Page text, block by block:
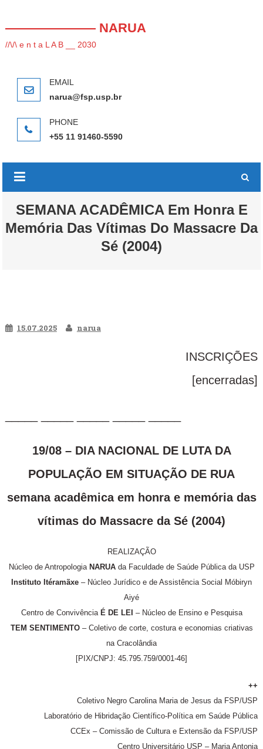
content
——————— NARUA
//\/\ e n t a L A B __ 2030
narua@fsp.usp.br
+55 11 91460-5590
SEMANA ACADÊMICA Em Honra E
Memória Das Vítimas Do Massacre Da
Sé (2004)
15.07.2025 narua
INSCRIÇÕES
[encerradas]
19/08 – DIA NACIONAL DE LUTA DA
POPULAÇÃO EM SITUAÇÃO DE RUA
semana acadêmica em honra e memória das
vítimas do Massacre da Sé (2004)
REALIZAÇÃO
Núcleo de Antropologia NARUAda Faculdade de Saúde Pública da USP
Instituto Itéramãxe – Núcleo Jurídico e de Assistência Social Móbiryn
Aiyé
Centro de Convivência É DE LEI – Núcleo de Ensino e Pesquisa
TEM SENTIMENTO– Coletivo de corte, costura e economias criativas
na Cracolândia
[PIX/CNPJ: 45.795.759/0001-46]
++
Coletivo Negro Carolina Maria de Jesus da FSP/USP
Laboratório de Hibridação Científico-Política em Saúde Pública
CCEx – Comissão de Cultura e Extensão da FSP/USP
Centro Universitário USP – Maria Antonia